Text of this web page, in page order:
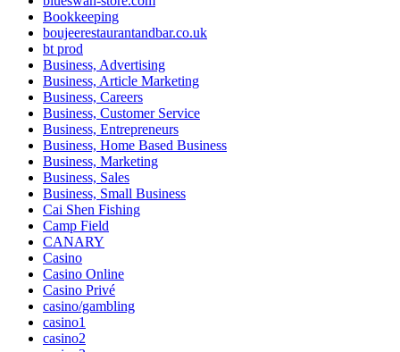
Bookkeeping
boujeerestaurantandbar.co.uk
bt prod
Business, Advertising
Business, Article Marketing
Business, Careers
Business, Customer Service
Business, Entrepreneurs
Business, Home Based Business
Business, Marketing
Business, Sales
Business, Small Business
Cai Shen Fishing
Camp Field
CANARY
Casino
Casino Online
Casino Privé
casino/gambling
casino1
casino2